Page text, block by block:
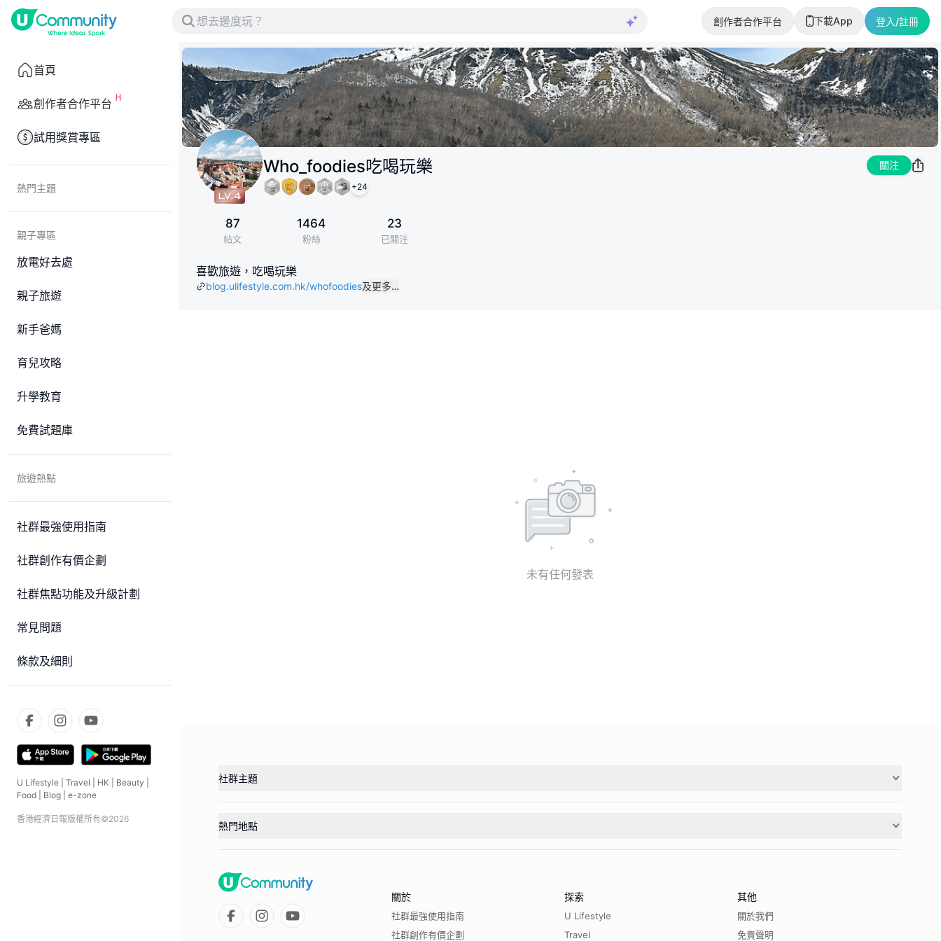
創作者合作平台 下載App 登入/註冊
首頁
創作者合作平台
試用獎賞專區
熱門主題
親子專區
放電好去處
親子旅遊
新手爸媽
育兒攻略
升學教育
免費試題庫
旅遊熱點
社群最強使用指南
社群創作有價企劃
社群焦點功能及升級計劃
常見問題
條款及細則
U Lifestyle Travel HK Beauty
Food
Blog e-zone
香港經濟日報版權所有©2026
Who_foodies吃喝玩樂
+24
關注
87
帖文
1464
粉絲
23
已關注
喜歡旅遊，吃喝玩樂
blog.ulifestyle.com.hk/whofoodies及更多…
未有任何發表
社群主題
熱門地點
關於
社群最強使用指南
社群創作有價企劃
探索
U Lifestyle
Travel
其他
關於我們
免責聲明